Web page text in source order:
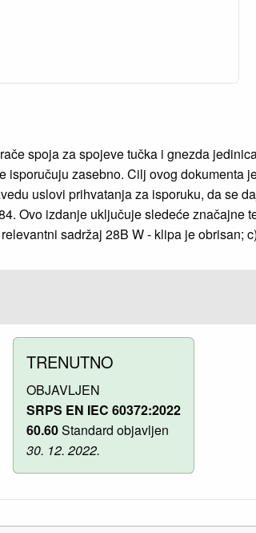
spoja za spojeve tučka i gnezda
isporučuju zasebno. Cilj ovog
uslovi prihvatanja za isporuku, da se
Ovo izdanje uključuje sledeće značajne
sadržaj 28B W - klipa je
TRENUTNO
OBJAVLJEN
SRPS EN IEC 60372:2022
60.60Standard objavljen
30. 12. 2022.